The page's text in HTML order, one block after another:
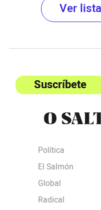
Ver
Suscríbete
Política
El Salmón
Global
Radical